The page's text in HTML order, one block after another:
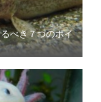
べき７つのポイ